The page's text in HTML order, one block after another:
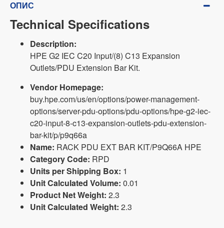
ОПИС
Technical Specifications
Description:
HPE G2 IEC C20 Input/(8) C13 Expansion
Outlets/PDU Extension Bar Kit.
Vendor Homepage:
buy.hpe.com/us/en/options/power-management-
options/server-pdu-options/pdu-options/hpe-g2-iec-
c20-input-8-c13-expansion-outlets-pdu-extension-
bar-kit/p/p9q66a
Name: RACK PDU EXT BAR KIT/P9Q66A HPE
Category Code: RPD
Units per Shipping Box: 1
Unit Calculated Volume: 0.01
Product Net Weight: 2.3
Unit Calculated Weight: 2.3